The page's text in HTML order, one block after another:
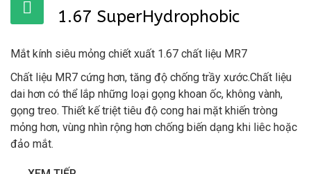
1.67 SuperHydrophobic
Mắt kính siêu mỏng chiết xuất 1.67 chất liệu MR7
Chất liệu MR7 cứng hơn, tăng độ chống trầy xước.Chất liệu
dai hơn có thể lắp những loại gọng khoan ốc, không vành,
gọng treo. Thiết kế triệt tiêu độ cong hai mặt khiến tròng
mỏng hơn, vùng nhìn rộng hơn chống biến dạng khi liêc hoặc
đảo mắt.